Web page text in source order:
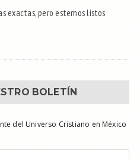
exactas, pero estemos listos
BOLETÍN
del Universo Cristiano en México